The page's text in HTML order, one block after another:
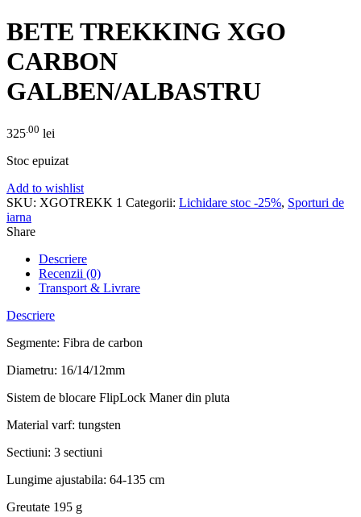
BETE TREKKING XGO
CARBON
GALBEN/ALBASTRU
325.00 lei
Stoc epuizat
Add to wishlist
SKU: XGOTREKK 1 Categorii: Lichidare stoc -25%, Sporturi de
iarna
Share
Descriere
Recenzii (0)
Transport & Livrare
Descriere
Segmente: Fibra de carbon
Diametru: 16/14/12mm
Sistem de blocare FlipLock Maner din pluta
Material varf: tungsten
Sectiuni: 3 sectiuni
Lungime ajustabila: 64-135 cm
Greutate 195 g